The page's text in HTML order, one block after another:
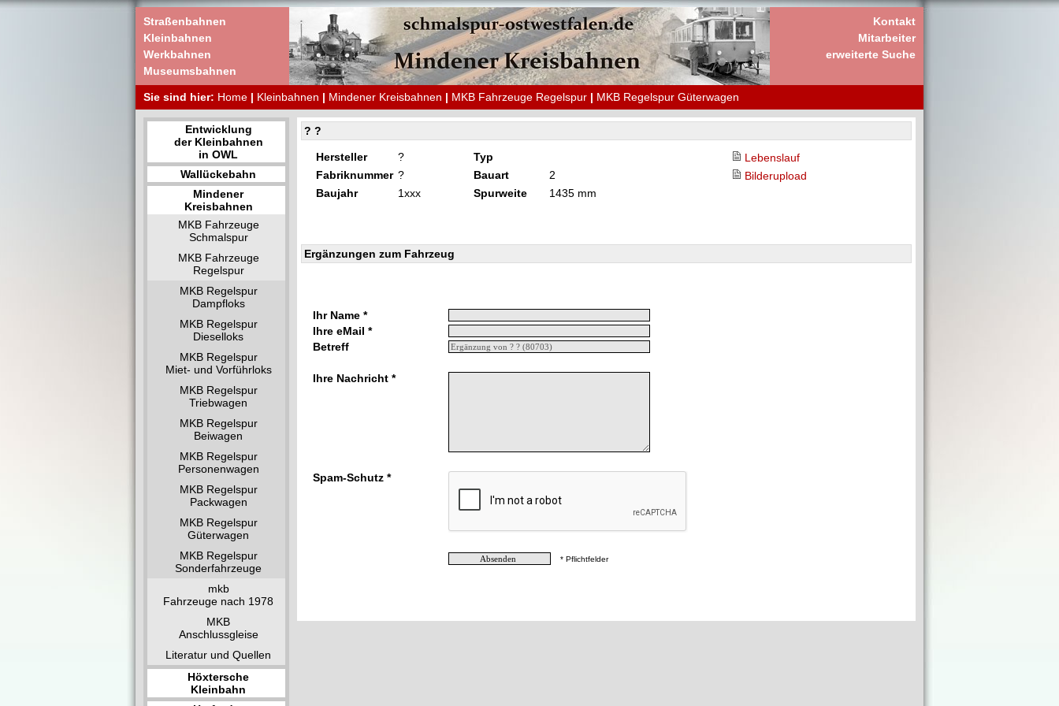
Straßenbahnen
Kleinbahnen
Werkbahnen
Museumsbahnen
Kontakt
Mitarbeiter
erweiterte Suche
Sie sind hier: Home | Kleinbahnen | Mindener Kreisbahnen | MKB Fahrzeuge Regelspur | MKB Regelspur Güterwagen
Entwicklung
der Kleinbahnen
in OWL
Wallückebahn
Mindener
Kreisbahnen
MKB Fahrzeuge
Schmalspur
MKB Fahrzeuge
Regelspur
MKB Regelspur
Dampfloks
MKB Regelspur
Dieselloks
MKB Regelspur
Miet- und Vorführloks
MKB Regelspur
Triebwagen
MKB Regelspur
Beiwagen
MKB Regelspur
Personenwagen
MKB Regelspur
Packwagen
MKB Regelspur
Güterwagen
MKB Regelspur
Sonderfahrzeuge
mkb
Fahrzeuge nach 1978
MKB
Anschlussgleise
Literatur und Quellen
Höxtersche
Kleinbahn
? ?
Hersteller ? Typ
Lebenslauf
Fabriknummer ? Bauart 2
Bilderupload
Baujahr
1xxx Spurweite 1435 mm
Ergänzungen zum Fahrzeug
Ihr Name *
Ihre eMail *
Betreff
Ihre Nachricht *
Spam-Schutz *
* Pflichtfelder